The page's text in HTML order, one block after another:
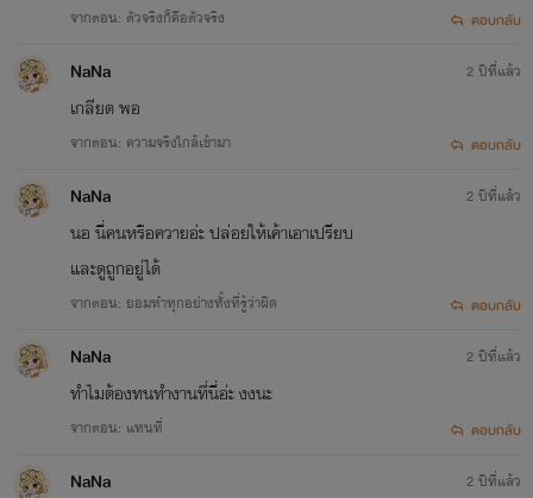
จากตอน: ตัวจริงก็คือตัวจริง ตอบกลับ
NaNa
เกลียด พอ
จากตอน: ความจริงใกล้เข้ามา
2 ปีที่แล้ว
ตอบกลับ
NaNa
นอ นี่คนหรือควายอ่ะ ปล่อยให้เค้าเอาเปรียบ
และดูถูกอยู่ได้
จากตอน: ยอมทำทุกอย่างทั้งที่รู้ว่าผิด
2 ปีที่แล้ว
ตอบกลับ
NaNa
ทำไมต้องทนทำงานที่นี่อ่ะ งงนะ
จากตอน: แทนที่
2 ปีที่แล้ว
ตอบกลับ
NaNa 2 ปีที่แล้ว